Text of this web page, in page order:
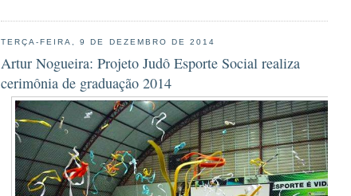
TERÇA-FEIRA, 9 DE DEZEMBRO DE 2014
Artur Nogueira: Projeto Judô Esporte Social realiza
cerimônia de graduação 2014